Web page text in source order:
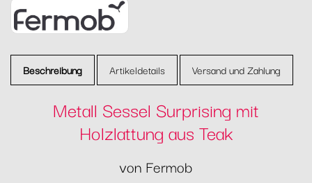
Beschreibung Artikeldetails Versand und Zahlung
Metall Sessel Surprising mit
Holzlattung aus Teak
von Fermob